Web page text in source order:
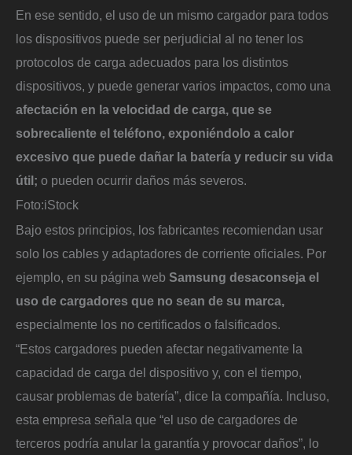
En ese sentido, el uso de un mismo cargador para todos
los dispositivos puede ser perjudicial al no tener los
protocolos de carga adecuados para los distintos
dispositivos, y puede generar varios impactos, como una
afectación en la velocidad de carga, que se
sobrecaliente el teléfono, exponiéndolo a calor
excesivo que puede dañar la batería y reducir su vida
útil; o pueden ocurrir daños más severos.
Foto:iStock
Bajo estos principios, los fabricantes recomiendan usar
solo los cables y adaptadores de corriente oficiales. Por
ejemplo, en su página web Samsung desaconseja el
uso de cargadores que no sean de su marca,
especialmente los no certificados o falsificados.
“Estos cargadores pueden afectar negativamente la
capacidad de carga del dispositivo y, con el tiempo,
causar problemas de batería”, dice la compañía. Incluso,
esta empresa señala que “el uso de cargadores de
terceros podría anular la garantía y provocar daños”, lo